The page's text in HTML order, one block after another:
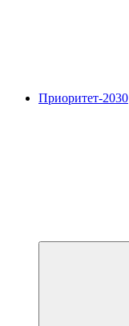
Приоритет-2030